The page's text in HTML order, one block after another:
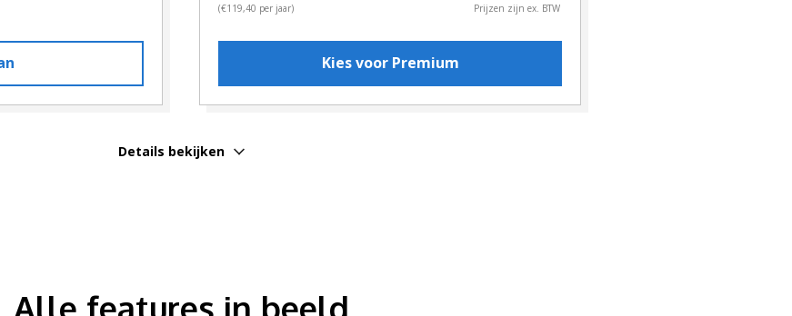
(€119,40 per jaar) Prijzen zijn ex. BTW
Kies voor Premium
Details bekijken
Alle features in beeld